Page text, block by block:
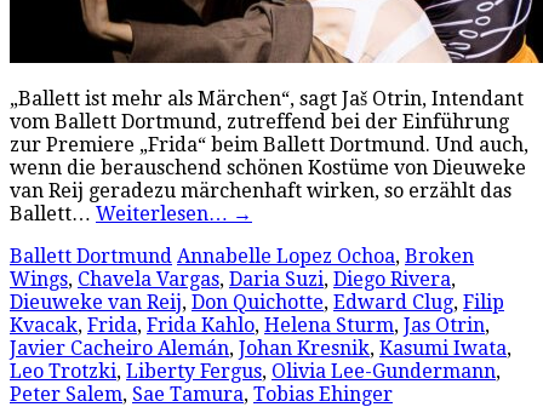
„Ballett ist mehr als Märchen“, sagt Jaš Otrin, Intendant
vom Ballett Dortmund, zutreffend bei der Einführung
zur Premiere „Frida“ beim Ballett Dortmund. Und auch,
wenn die berauschend schönen Kostüme von Dieuweke
van Reij geradezu märchenhaft wirken, so erzählt das
Ballett… Weiterlesen… →
Ballett Dortmund Annabelle Lopez Ochoa, Broken
Wings, Chavela Vargas, Daria Suzi, Diego Rivera,
Dieuweke van Reij, Don Quichotte, Edward Clug, Filip
Kvacak, Frida, Frida Kahlo, Helena Sturm, Jas Otrin,
Javier Cacheiro Alemán, Johan Kresnik, Kasumi Iwata,
Leo Trotzki, Liberty Fergus, Olivia Lee-Gundermann,
Peter Salem, Sae Tamura, Tobias Ehinger